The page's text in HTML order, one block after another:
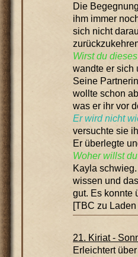
Die
ihm immer
sich nicht
Wirst du
wandte er sich
Seine
wollte schon
was er ihr vor
Er wird nicht
versuchte sie
Er überlegte
Woher willst
Kayla
wissen und
gut. Es konnte
[TBC zu
21. Kiriat -
Erleichtert